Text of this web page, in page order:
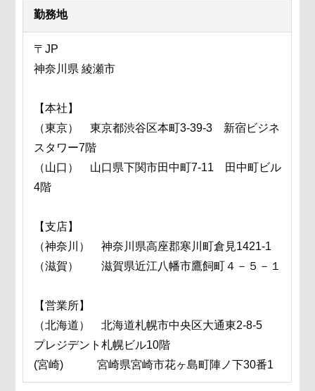
勤務地
〒JP
神奈川県 綾瀬市
【本社】
（東京） 東京都渋谷区本町3-39-3 新宿ビジネ
スタワー7階
（山口） 山口県下関市田中町7-11 田中町ビル
4階
【支店】
（神奈川） 神奈川県高座郡寒川町倉見1421-1
（滋賀） 滋賀県近江八幡市鷹飼町４－５－１
【営業所】
（北海道） 北海道札幌市中央区大通東2-8-5
プレジデント札幌ビル10階
(宮崎) 宮崎県宮崎市花ヶ島町陣ノ下30番1